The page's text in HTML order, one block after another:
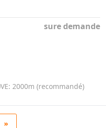
sure demande
VE: 2000m (recommandé)
»